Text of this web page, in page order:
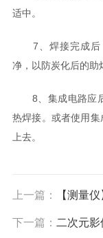
适中。
7、焊接完成后
净，以防炭化后的助
8、集成电路应后
热焊接。或者使用
上去。
上一篇： 【测量
下一篇： 二次元影像